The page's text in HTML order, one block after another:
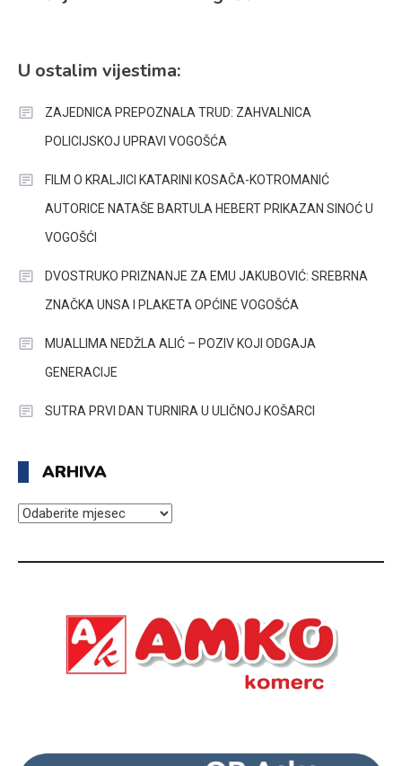
U ostalim vijestima:
ZAJEDNICA PREPOZNALA TRUD: ZAHVALNICA
POLICIJSKOJ UPRAVI VOGOŠĆA
FILM O KRALJICI KATARINI KOSAČA-KOTROMANIĆ
AUTORICE NATAŠE BARTULA HEBERT PRIKAZAN SINOĆ U
VOGOŠĆI
DVOSTRUKO PRIZNANJE ZA EMU JAKUBOVIĆ: SREBRNA
ZNAČKA UNSA I PLAKETA OPĆINE VOGOŠĆA
MUALLIMA NEDŽLA ALIĆ – POZIV KOJI ODGAJA
GENERACIJE
SUTRA PRVI DAN TURNIRA U ULIČNOJ KOŠARCI
ARHIVA
ARHIVA